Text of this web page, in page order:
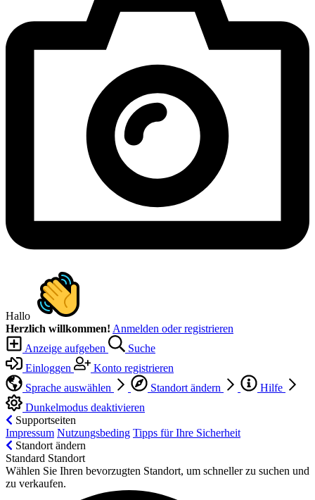
Hallo
Herzlich willkommen! Anmelden oder registrieren
Anzeige aufgeben
Suche
Einloggen
Konto registrieren
Sprache auswählen
Standort ändern
Hilfe
Dunkelmodus deaktivieren
Supportseiten
Impressum Nutzungsbeding Tipps für Ihre Sicherheit
Standort ändern
Standard Standort
Wählen Sie Ihren bevorzugten Standort, um schneller zu suchen und
zu verkaufen.